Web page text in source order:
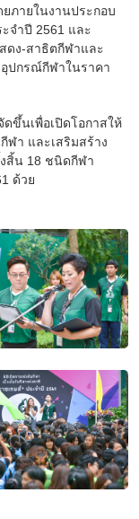
ภายในงานประกอบ
จำปี 2561 และ
ดง-สาธิตกีฬาและ
ปกรณ์กีฬาในราคา
ดขึ้นเพื่อเปิดโอกาสให้
ฬา และเสริมสร้าง
สิ้น 18 ชนิดกีฬา
ด้วย